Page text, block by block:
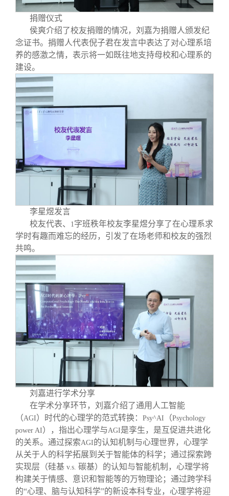
捐赠仪式
侯爽介绍了校友捐赠的情况，刘嘉为捐赠人颁发纪
念证书。捐赠人代表倪子君在发言中表达了对心理系培
养的感激之情，表示将一如既往地支持母校和心理系的
建设。
李星煜发言
校友代表、
1字班秩年校友李星煜分享了在心理系求
学时有趣而难忘的经历，引发了在场老师和校友的强烈
共鸣。
刘嘉进行学术分享
在学术分享环节，刘嘉介绍了通用人工智能
（AGI）时代的心理学的范式转换： Psy^AI （Psychology
power AI），指出心理学与AGI是孪生，是互促进共进化
的关系。通过探索AGI的认知机制与心理世界，心理学
从关于人的科学拓展到关于智能体的科学；通过探索跨
实现层（硅基 v.s. 碳基）的认知与智能机制，心理学将
构建关于情感、意识和智能等的万物理论；通过跨学科
的“心理、脑与认知科学”的新设本科专业，心理学将迎